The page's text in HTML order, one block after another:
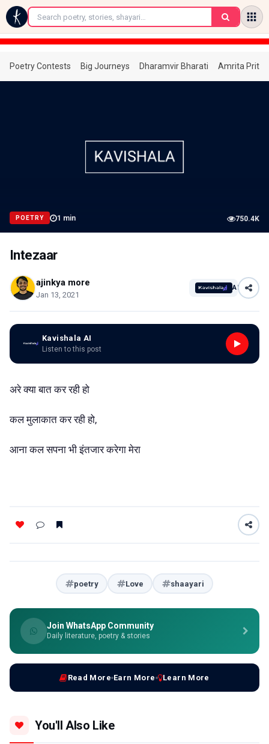
←
Poetry Contests Big Journeys Dharamvir Bharati Amrita
POETRY 1 min 750.4K
Intezaar
ajinkya more
Jan 13, 2021
AI
Kavishala AI
Listen to this post
अरे क्या बात कर रही हो
कल मुलाकात कर रही हो,
आना कल सपना भी इंतजार करेगा मेरा
poetry Love shaayari
Join WhatsApp Community
Daily literature, poetry & stories
Read More Earn More Learn More
You'll Also Like